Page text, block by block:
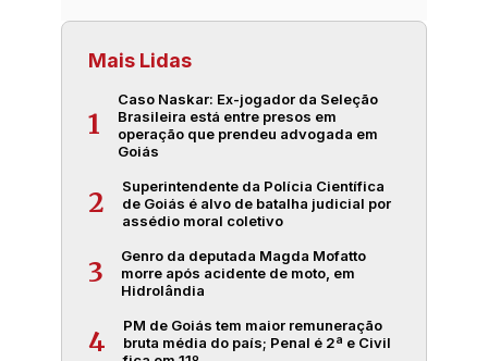
Mais Lidas
1
Caso Naskar: Ex-jogador da Seleção
Brasileira está entre presos em
operação que prendeu advogada em
Goiás
2
Superintendente da Polícia Científica
de Goiás é alvo de batalha judicial por
assédio moral coletivo
3
Genro da deputada Magda Mofatto
morre após acidente de moto, em
Hidrolândia
4
PM de Goiás tem maior remuneração
bruta média do país; Penal é 2ª e Civil